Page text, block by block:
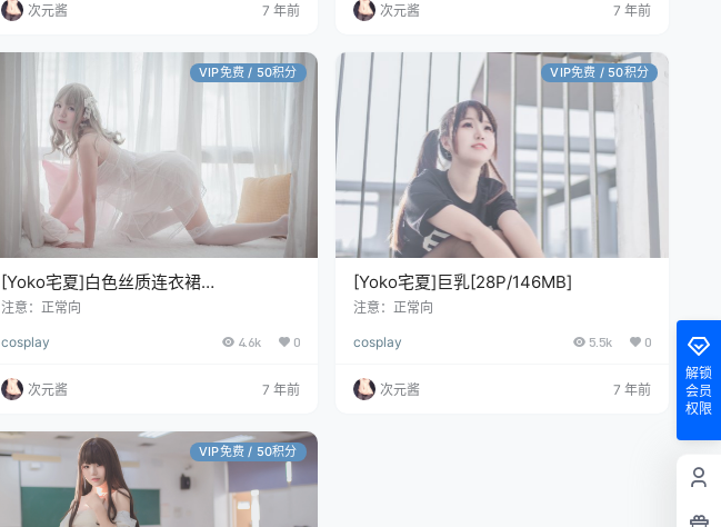
次元酱 7 年前 次元酱 7 年前
VIP免费 / 50积分
[Yoko宅夏]白色丝质连衣裙
[26P/161MB]
注意：正常向
cosplay 4.6k 0
次元酱 7 年前
VIP免费 / 50积分
[Yoko宅夏]巨乳[28P/146MB]
注意：正常向
cosplay 5.5k 0
次元酱 7 年前
VIP免费 / 50积分
解锁
会员
权限